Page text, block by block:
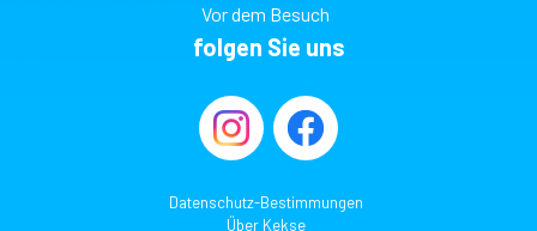
Vor dem Besuch
folgen Sie uns
Datenschutz-Bestimmungen
Über Kekse